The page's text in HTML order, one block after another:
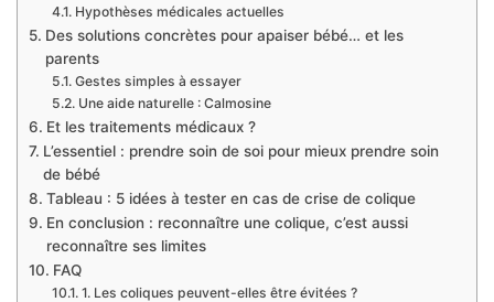
Hypothèses médicales actuelles
Des solutions concrètes pour apaiser bébé… et les
parents
Gestes simples à essayer
Une aide naturelle : Calmosine
Et les traitements médicaux ?
L’essentiel : prendre soin de soi pour mieux prendre soin
de bébé
Tableau : 5 idées à tester en cas de crise de colique
En conclusion : reconnaître une colique, c’est aussi
reconnaître ses limites
FAQ
1. Les coliques peuvent-elles être évitées ?